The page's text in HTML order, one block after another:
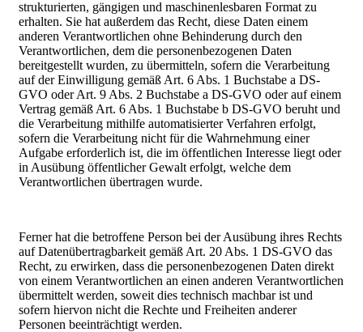
strukturierten, gängigen und maschinenlesbaren Format zu
erhalten. Sie hat außerdem das Recht, diese Daten einem
anderen Verantwortlichen ohne Behinderung durch den
Verantwortlichen, dem die personenbezogenen Daten
bereitgestellt wurden, zu übermitteln, sofern die Verarbeitung
auf der Einwilligung gemäß Art. 6 Abs. 1 Buchstabe a DS-
GVO oder Art. 9 Abs. 2 Buchstabe a DS-GVO oder auf einem
Vertrag gemäß Art. 6 Abs. 1 Buchstabe b DS-GVO beruht und
die Verarbeitung mithilfe automatisierter Verfahren erfolgt,
sofern die Verarbeitung nicht für die Wahrnehmung einer
Aufgabe erforderlich ist, die im öffentlichen Interesse liegt oder
in Ausübung öffentlicher Gewalt erfolgt, welche dem
Verantwortlichen übertragen wurde.
Ferner hat die betroffene Person bei der Ausübung ihres Rechts
auf Datenübertragbarkeit gemäß Art. 20 Abs. 1 DS-GVO das
Recht, zu erwirken, dass die personenbezogenen Daten direkt
von einem Verantwortlichen an einen anderen Verantwortlichen
übermittelt werden, soweit dies technisch machbar ist und
sofern hiervon nicht die Rechte und Freiheiten anderer
Personen beeinträchtigt werden.